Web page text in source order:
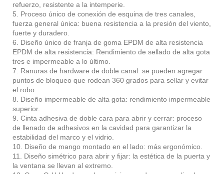
refuerzo, resistente a la intemperie.
5. Proceso único de conexión de esquina de tres canales,
fuerza general única: buena resistencia a la presión del viento,
fuerte y duradero.
6. Diseño único de franja de goma EPDM de alta resistencia
EPDM de alta resistencia: Rendimiento de sellado de alta gota
tres e impermeable a lo último.
7. Ranuras de hardware de doble canal: se pueden agregar
puntos de bloqueo que rodean 360 grados para sellar y evitar
el robo.
8. Diseño impermeable de alta gota: rendimiento impermeable
superior.
9. Cinta adhesiva de doble cara para abrir y cerrar: proceso
de llenado de adhesivos en la cavidad para garantizar la
estabilidad del marco y el vidrio.
10. Diseño de mango montado en el lado: más ergonómico.
11. Diseño simétrico para abrir y fijar: la estética de la puerta y
la ventana se llevan al extremo.